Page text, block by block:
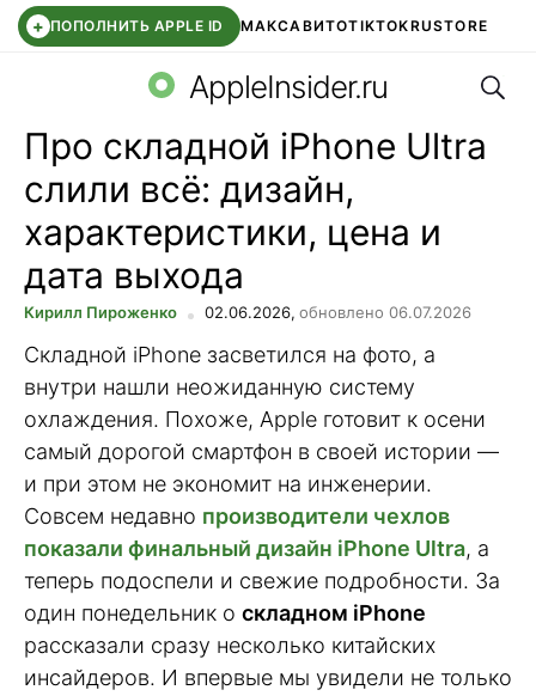
+ ПОПОЛНИТЬ APPLE ID МАКСАВИТОTIKTOKRUSTORE
WB КЛУБIOS 26.6 DDE STORE
AppleInsider.ru
Про складной iPhone Ultra
слили всё: дизайн,
характеристики, цена и
дата выхода
Кирилл Пироженко 02.06.2026, обновлено 06.07.2026
Складной iPhone засветился на фото, а
внутри нашли неожиданную систему
охлаждения. Похоже, Apple готовит к осени
самый дорогой смартфон в своей истории —
и при этом не экономит на инженерии.
Совсем недавно производители чехлов
показали финальный дизайн iPhone Ultra, а
теперь подоспели и свежие подробности. За
один понедельник о складном iPhone
рассказали сразу несколько китайских
инсайдеров. И впервые мы увидели не только